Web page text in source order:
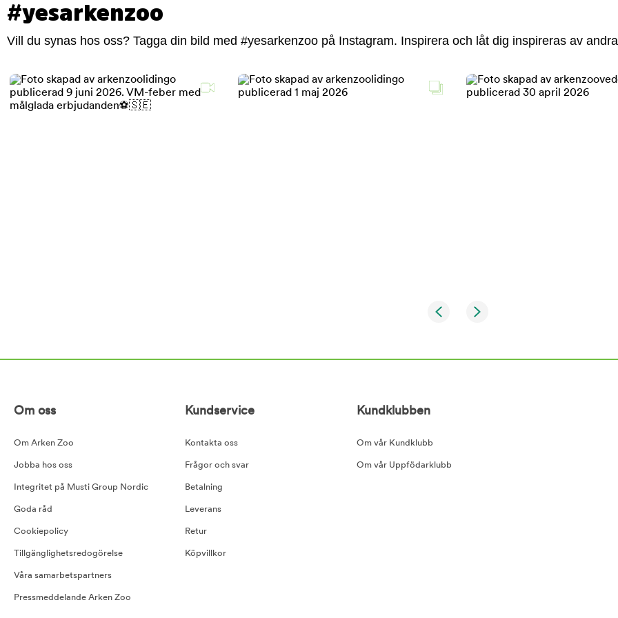
#yesarkenzoo
Vill du synas hos oss? Tagga din bild med #yesarkenzoo på Instagram. Inspirera och låt dig inspireras av
Om oss
Om Arken Zoo
Jobba hos oss
Integritet på Musti Group Nordic
Goda råd
Cookiepolicy
Tillgänglighetsredogörelse
Våra samarbetspartners
Pressmeddelande Arken Zoo
Kundservice
Kontakta oss
Frågor och svar
Betalning
Leverans
Retur
Köpvillkor
Kundklubben
Om vår Kundklubb
Om vår Uppfödarklubb